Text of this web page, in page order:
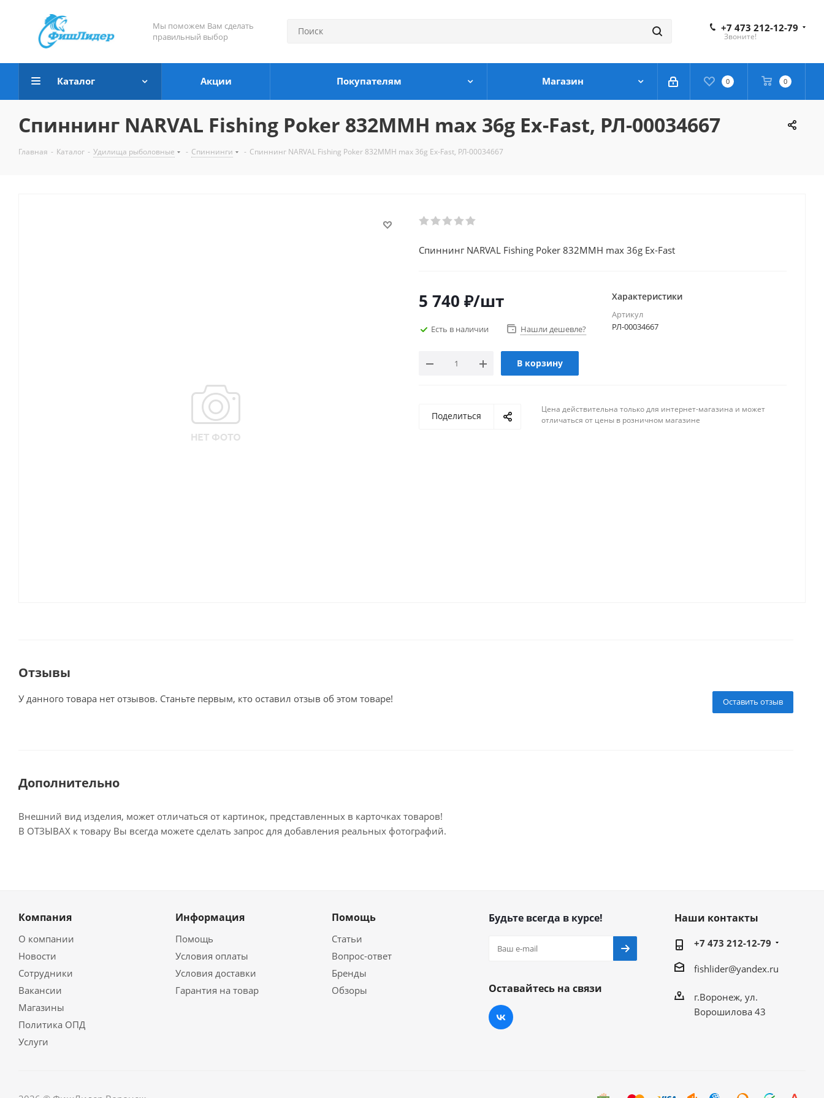
Мы поможем Вам сделать
правильный выбор
+7 473 212-12-79
Звоните!
0 0
Каталог Акции Покупателям Магазин
Спиннинг NARVAL Fishing Poker 832MMH max 36g Ex-Fast, РЛ-00034667
Главная - Каталог - Удилища рыболовные - Спиннинги - Спиннинг NARVAL Fishing Poker 832MMH max 36g Ex-Fast, РЛ-00034667
Спиннинг NARVAL Fishing Poker 832MMH max 36g Ex-Fast
5 740 ₽/шт
Есть в наличии Нашли дешевле?
В корзину
Характеристики
Артикул
РЛ-00034667
Поделиться
Цена действительна только для интернет-магазина и может
отличаться от цены в розничном магазине
Отзывы
Оставить отзыв
У данного товара нет отзывов. Станьте первым, кто оставил отзыв об этом товаре!
Дополнительно
Внешний вид изделия, может отличаться от картинок, представленных в карточках товаров!
В ОТЗЫВАХ к товару Вы всегда можете сделать запрос для добавления реальных фотографий.
Компания
О компании
Новости
Сотрудники
Вакансии
Магазины
Политика ОПД
Услуги
Информация
Помощь
Условия оплаты
Условия доставки
Гарантия на товар
Помощь
Статьи
Вопрос-ответ
Бренды
Обзоры
Будьте всегда в курсе!
Оставайтесь на связи
Наши контакты
+7 473 212-12-79
fishlider@yandex.ru
г.Воронеж, ул.
Ворошилова 43